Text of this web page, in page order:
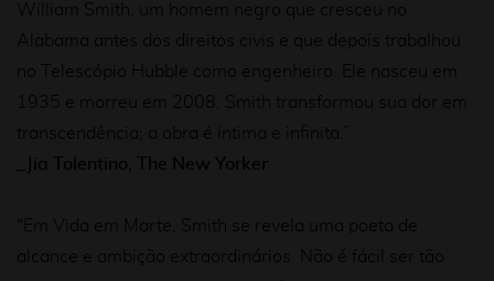
William Smith, um homem negro que cresceu no
Alabama antes dos direitos civis e que depois trabalhou
no Telescópio Hubble como engenheiro. Ele nasceu em
1935 e morreu em 2008. Smith transformou sua dor em
transcendência; a obra é íntima e infinita.”
_Jia Tolentino,
The New Yorker
“Em Vida em Marte, Smith se revela uma poeta de
alcance e ambição extraordinários. Não é fácil ser tão